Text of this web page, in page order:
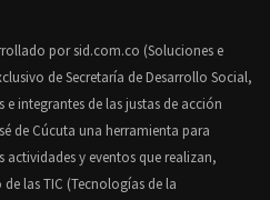
por sid.com.co (Soluciones e
de Secretaría de Desarrollo Social,
integrantes de las justas de acción
de Cúcuta una herramienta para
y eventos que realizan,
las TIC (Tecnologías de la